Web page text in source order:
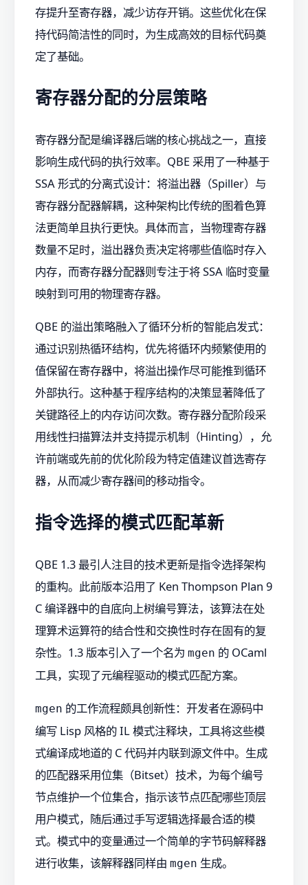
存提升至寄存器，减少访存开销。这些优化在保
持代码简洁性的同时，为生成高效的目标代码奠
定了基础。
寄存器分配的分层策略
寄存器分配是编译器后端的核心挑战之一，直接
影响生成代码的执行效率。QBE 采用了一种基于
SSA 形式的分离式设计：将溢出器（Spiller）与
寄存器分配器解耦，这种架构比传统的图着色算
法更简单且执行更快。具体而言，当物理寄存器
数量不足时，溢出器负责决定将哪些值临时存入
内存，而寄存器分配器则专注于将 SSA 临时变量
映射到可用的物理寄存器。
QBE 的溢出策略融入了循环分析的智能启发式：
通过识别热循环结构，优先将循环内频繁使用的
值保留在寄存器中，将溢出操作尽可能推到循环
外部执行。这种基于程序结构的决策显著降低了
关键路径上的内存访问次数。寄存器分配阶段采
用线性扫描算法并支持提示机制（Hinting），允
许前端或先前的优化阶段为特定值建议首选寄存
器，从而减少寄存器间的移动指令。
指令选择的模式匹配革新
QBE 1.3 最引人注目的技术更新是指令选择架构
的重构。此前版本沿用了 Ken Thompson Plan 9
C 编译器中的自底向上树编号算法，该算法在处
理算术运算符的结合性和交换性时存在固有的复
杂性。1.3 版本引入了一个名为 mgen 的 OCaml
工具，实现了元编程驱动的模式匹配方案。
mgen 的工作流程颇具创新性：开发者在源码中
编写 Lisp 风格的 IL 模式注释块，工具将这些模
式编译成地道的 C 代码并内联到源文件中。生成
的匹配器采用位集（Bitset）技术，为每个编号
节点维护一个位集合，指示该节点匹配哪些顶层
用户模式，随后通过手写逻辑选择最合适的模
式。模式中的变量通过一个简单的字节码解释器
进行收集，该解释器同样由 mgen 生成。